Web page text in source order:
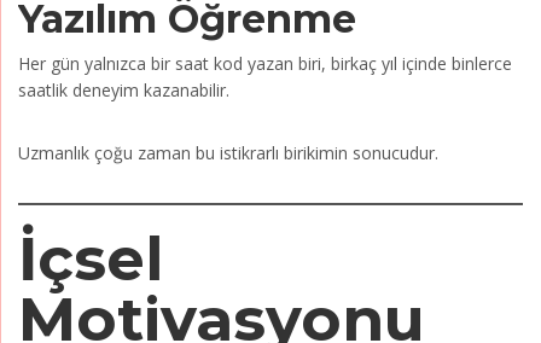
Yazılım Öğrenme
Her gün yalnızca bir saat kod yazan biri, birkaç yıl içinde binlerce
saatlik deneyim kazanabilir.
Uzmanlık çoğu zaman bu istikrarlı birikimin sonucudur.
İçsel
Motivasyonu